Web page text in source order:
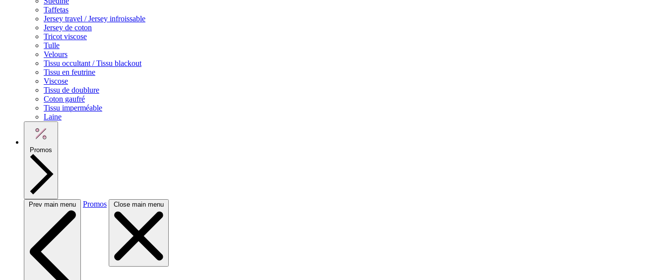
Taffetas
Jersey travel / Jersey infroissable
Jersey de coton
Tricot viscose
Tulle
Velours
Tissu occultant / Tissu blackout
Tissu en feutrine
Viscose
Tissu de doublure
Coton gaufré
Tissu imperméable
Laine
Promos
Prev main menu Promos Close main menu